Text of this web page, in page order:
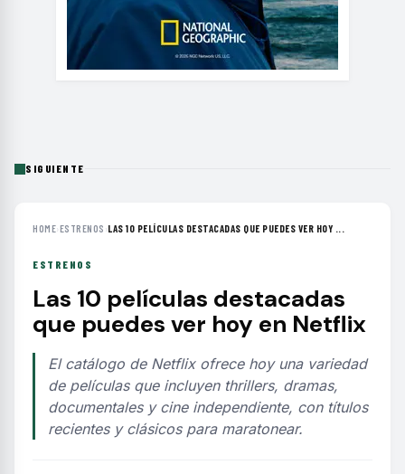
SIGUIENTE
HOME›ESTRENOS ›LAS 10 PELÍCULAS DESTACADAS QUE PUEDES VER HOY ...
ESTRENOS
Las 10 películas destacadas
que puedes ver hoy en Netflix
El catálogo de Netflix ofrece hoy una variedad
de películas que incluyen thrillers, dramas,
documentales y cine independiente, con títulos
recientes y clásicos para maratonear.